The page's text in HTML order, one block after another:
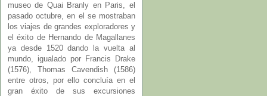
museo de Quai Branly en Paris, el
pasado octubre, en el se mostraban
los viajes de grandes exploradores y
el éxito de Hernando de Magallanes
ya desde 1520 dando la vuelta al
mundo, igualado por Francis Drake
(1576), Thomas Cavendish (1586)
entre otros, por ello concluía en el
gran éxito de sus excursiones